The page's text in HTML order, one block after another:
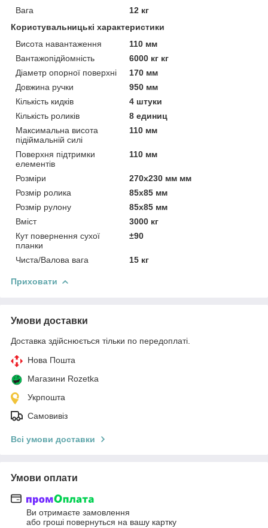
Вага
12 кг
Користувальницькі характеристики
Висота навантаження
110 мм
Вантажопідйомність
6000 кг кг
Діаметр опорної поверхні
170 мм
Довжина ручки
950 мм
Кількість кидків
4 штуки
Кількість роликів
8 единиц
Максимальна висота
підіймальній силі
110 мм
Поверхня підтримки
елементів
110 мм
Розміри
270x230 мм мм
Розмір ролика
85x85 мм
Розмір рулону
85x85 мм
Вміст
3000 кг
Кут повернення сухої
планки
±90
Чиста/Валова вага 15 кг
Приховати
Умови доставки
Доставка здійснюється тільки по передоплаті.
Нова Пошта
Магазини Rozetka
Укрпошта
Самовивіз
Всі умови доставки
Умови оплати
Ви отримаєте замовлення
або гроші повернуться на вашу картку